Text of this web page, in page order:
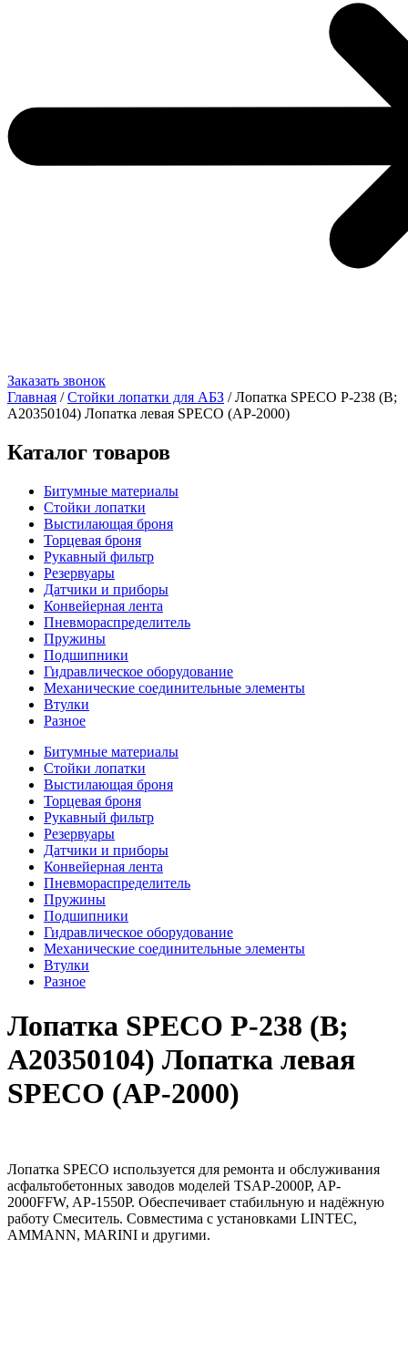
Заказать звонок
Главная /Стойки лопатки для АБЗ / Лопатка SPECO Р-238 (B;
A20350104) Лопатка левая SPECO (AP-2000)
Каталог товаров
Битумные материалы
Стойки лопатки
Выстилающая броня
Торцевая броня
Рукавный фильтр
Резервуары
Датчики и приборы
Конвейерная лента
Пневмораспределитель
Пружины
Подшипники
Гидравлическое оборудование
Механические соединительные элементы
Втулки
Разное
Битумные материалы
Стойки лопатки
Выстилающая броня
Торцевая броня
Рукавный фильтр
Резервуары
Датчики и приборы
Конвейерная лента
Пневмораспределитель
Пружины
Подшипники
Гидравлическое оборудование
Механические соединительные элементы
Втулки
Разное
Лопатка SPECO Р-238 (B;
A20350104) Лопатка левая
SPECO (AP-2000)
Лопатка SPECO используется для ремонта и обслуживания
асфальтобетонных заводов моделей TSAP-2000P, AP-
2000FFW, AP-1550P. Обеспечивает стабильную и надёжную
работу Смеситель. Совместима с установками LINTEC,
AMMANN, MARINI и другими.